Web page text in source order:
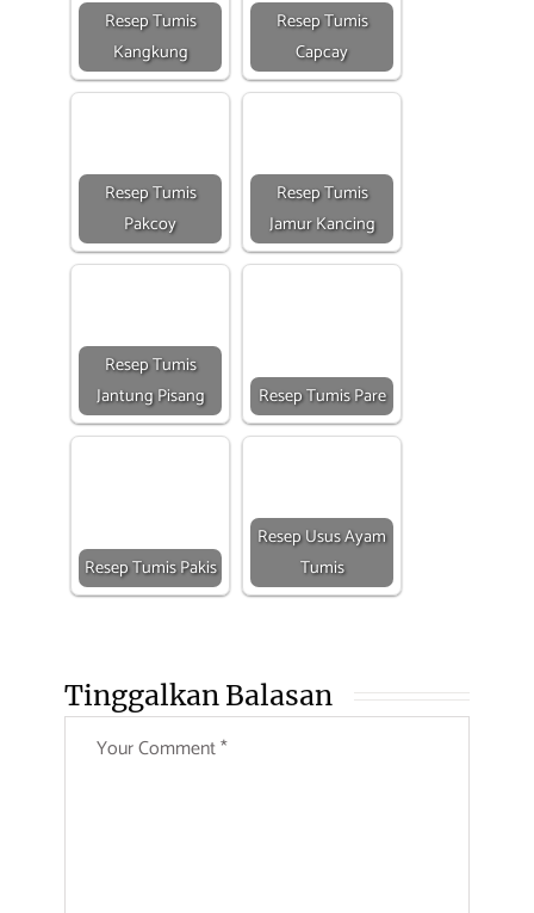
Resep Tumis
Kangkung
Resep Tumis
Capcay
Resep Tumis
Pakcoy
Resep Tumis
Jamur Kancing
Resep Tumis
Jantung Pisang
Resep Tumis Pare
Resep Tumis Pakis
Resep Usus Ayam
Tumis
Tinggalkan Balasan